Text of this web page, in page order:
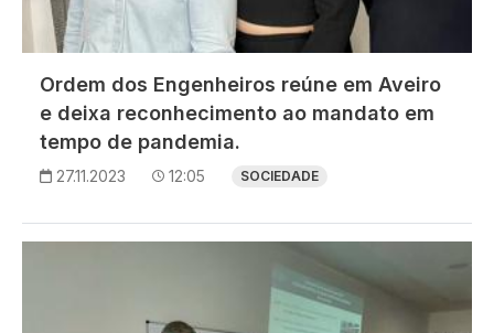
Ordem dos Engenheiros reúne em Aveiro
e deixa reconhecimento ao mandato em
tempo de pandemia.
27.11.2023 12:05 SOCIEDADE